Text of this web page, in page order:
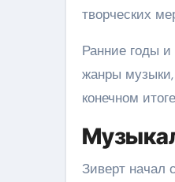
творческих
Ранние годы
жанры музыки,
конечном
Зиверт начал